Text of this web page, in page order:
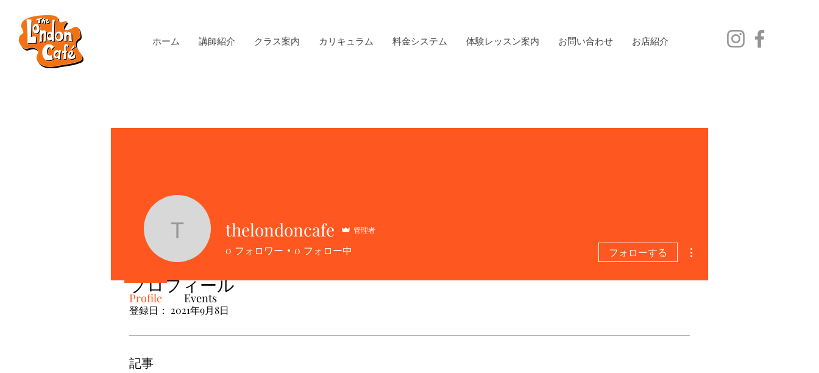
ホーム 講師紹介 クラス案内 カリキュラム 料金システム 体験レッスン案内 お問い合わせ お店紹介
プロフィール
登録日： 2021年9月8日
記事
thelondoncafe
thelondoncafe 管理者
0 フォロワー 0 フォロー中 フォローする
Profile Events